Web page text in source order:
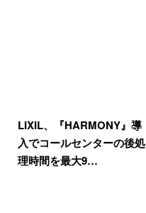
LIXIL、『HARMONY』導
入でコールセンターの後処
理時間を最大9…